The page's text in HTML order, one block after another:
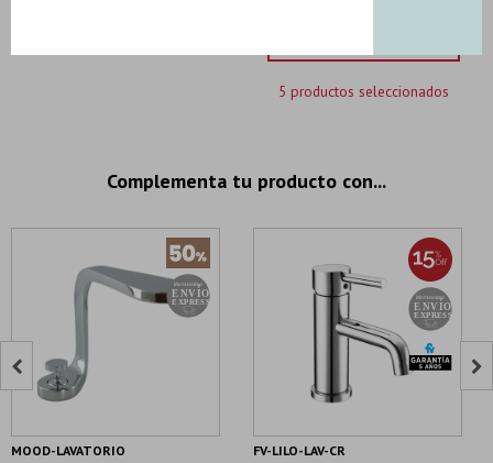
5 productos seleccionados
Complementa tu producto con...
MOOD-LAVATORIO FV-LILO-LAV-CR
 